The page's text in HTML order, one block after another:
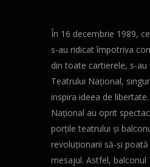
În 16 decembrie 1989,
s-au ridicat împotriva
din toate cartierele, s-
Teatrului Național,
inspira ideea de
Național au oprit
porțile teatrului și
revoluționarii să-și
mesajul. Astfel,